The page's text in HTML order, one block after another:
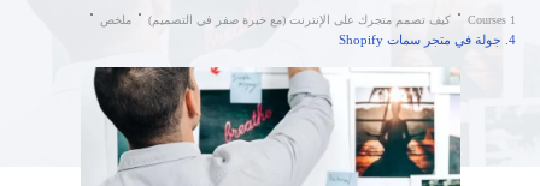
Courses 1 كيف تصمم متجرك على الإنترنت (مع خبرة صفر في التصميم) ملخص
4. جولة في متجر سمات Shopify